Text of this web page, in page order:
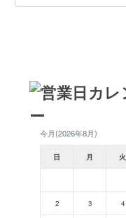
ー
今月(2026年8月)
日 月 火
2 3 4